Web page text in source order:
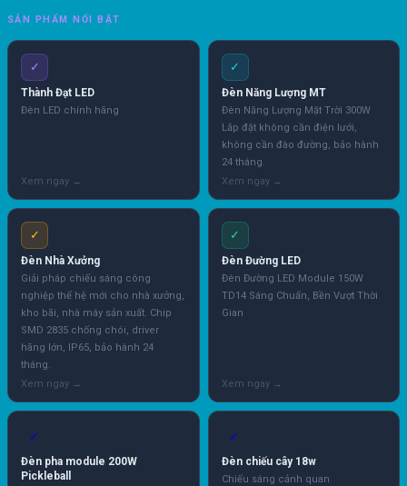
SẢN PHẨM NỔI BẬT
✓
Thành Đạt LED
Đèn LED chính hãng
✓
Đèn Năng Lượng MT
Đèn Năng Lượng Mặt Trời 300W
Lắp đặt không cần điện lưới,
không cần đào đường, bảo hành
24 tháng.
✓
Đèn Nhà Xưởng
Giải pháp chiếu sáng công
nghiệp thế hệ mới cho nhà xưởng,
kho bãi, nhà máy sản xuất. Chip
SMD 2835 chống chói, driver
hãng lớn, IP65, bảo hành 24
tháng.
✓
Đèn Đường LED
Đèn Đường LED Module 150W
TD14 Sáng Chuẩn, Bền Vượt Thời
Gian
✓
Đèn pha module 200W
Pickleball
✓
Đèn chiếu cây 18w
Chiếu sáng cảnh quan